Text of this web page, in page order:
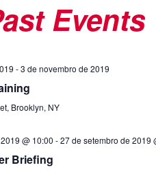
Events
-3 de novembro de 2019
Brooklyn, NY
@ 10:00 -27 de setembro de 2019
Briefing